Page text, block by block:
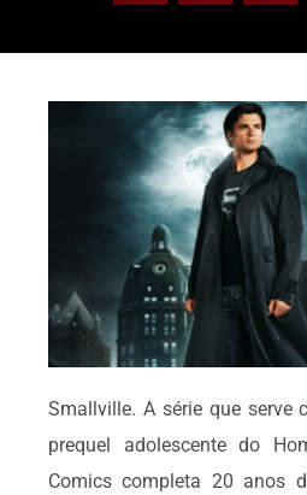
Smallville. A série que serve
prequel adolescente do
Comics completa 20 anos